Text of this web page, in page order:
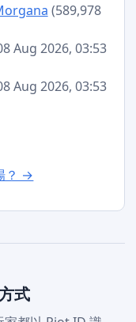
(589,978
Aug 2026, 03:53
Aug 2026, 03:53
？ →
式